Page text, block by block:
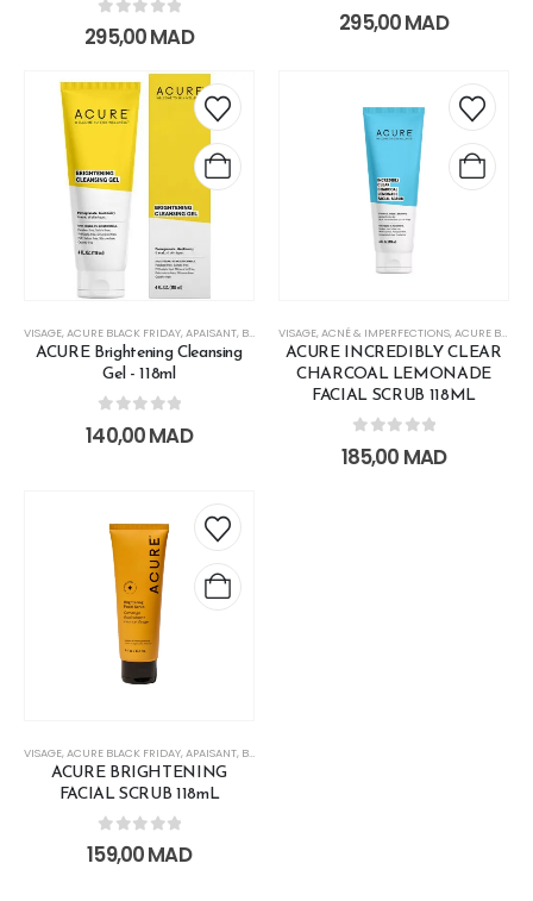
0 out of 5
295,00MAD
0 out of 5
295,00MAD
VISAGE,ACURE BLACK FRIDAY,APAISANT, BLACK DAYS ,ECLAT,HYDRATATION,LES SOINS VISAGE
ACURE Brightening Cleansing
Gel - 118ml
0out of 5
140,00MAD
VISAGE,ACNÉ & IMPERFECTIONS,ACURE BLACK FRIDAY
ACURE INCREDIBLY CLEAR
CHARCOAL LEMONADE
FACIAL SCRUB 118ML
0out of 5
185,00 MAD
VISAGE,ACURE BLACK FRIDAY,APAISANT, BLACK DAYS
ACURE BRIGHTENING
FACIAL SCRUB 118mL
0out of 5
159,00MAD